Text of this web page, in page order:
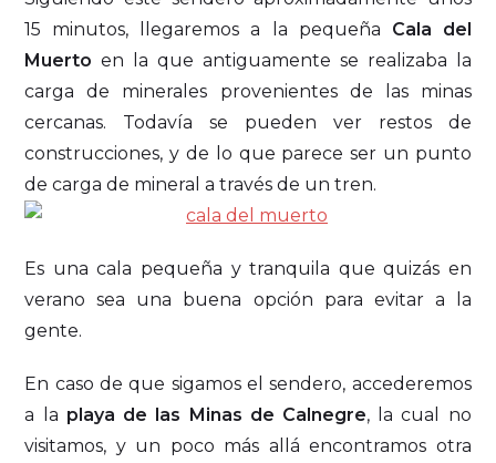
15 minutos, llegaremos a la pequeña Cala del
Muerto en la que antiguamente se realizaba la
carga de minerales provenientes de las minas
cercanas. Todavía se pueden ver restos de
construcciones, y de lo que parece ser un punto
de carga de mineral a través de un tren.
Es una cala pequeña y tranquila que quizás en
verano sea una buena opción para evitar a la
gente.
En caso de que sigamos el sendero, accederemos
a la playa de las Minas de Calnegre, la cual no
visitamos, y un poco más allá encontramos otra